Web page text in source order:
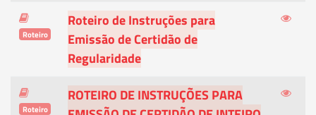
Roteiro
Roteiro de Instruções para
Emissão de Certidão de
Regularidade
Roteiro
ROTEIRO DE INSTRUÇÕES PARA